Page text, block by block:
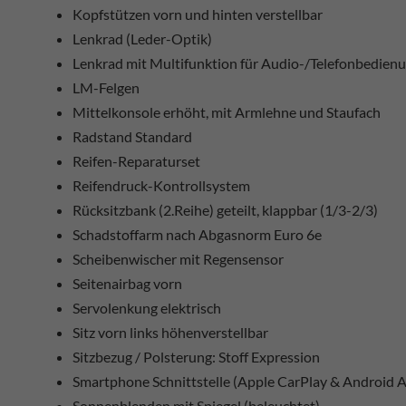
Kopfstützen vorn und hinten verstellbar
Lenkrad (Leder-Optik)
Lenkrad mit Multifunktion für Audio-/
LM-Felgen
Mittelkonsole erhöht, mit Armlehne und Staufach
Radstand Standard
Reifen-Reparaturset
Reifendruck-Kontrollsystem
Rücksitzbank (2.Reihe) geteilt, klappbar (1/3-2/3)
Schadstoffarm nach Abgasnorm Euro 6e
Scheibenwischer mit Regensensor
Seitenairbag vorn
Servolenkung elektrisch
Sitz vorn links höhenverstellbar
Sitzbezug / Polsterung: Stoff Expression
Smartphone Schnittstelle (Apple CarPlay & Android